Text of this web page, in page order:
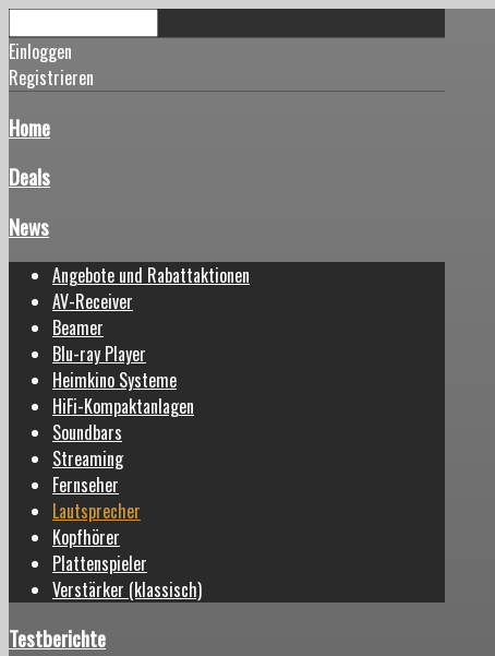
Einloggen
Registrieren
Home
Deals
News
Angebote und Rabattaktionen
AV-Receiver
Beamer
Blu-ray Player
Heimkino Systeme
HiFi-Kompaktanlagen
Soundbars
Streaming
Fernseher
Lautsprecher
Kopfhörer
Plattenspieler
Verstärker (klassisch)
Testberichte